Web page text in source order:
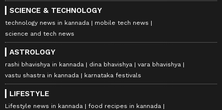
SCIENCE & TECHNOLOGY
technology news in kannada
mobile tech news
science and tech news
ASTROLOGY
rashi bhavishya in kannada dina bhavishya
vara bhavishya
vastu shastra in kannada
karnataka festivals
LIFESTYLE
Lifestyle news in kannada
food recipes in kannada